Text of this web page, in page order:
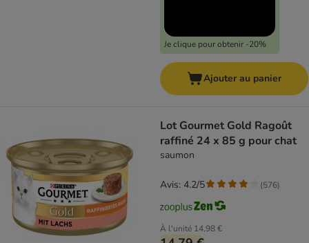
Je clique pour obtenir -20%
Ajouter au panier
Lot Gourmet Gold Ragoût
raffiné 24 x 85 g pour chat
saumon
À l'unité 14,98 €
Avis: 4.2/5 (576)